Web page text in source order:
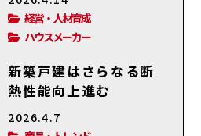
経営・人材育成
ハウスメーカー
新築戸建はさらなる断
熱性能向上進む
2026.4.7